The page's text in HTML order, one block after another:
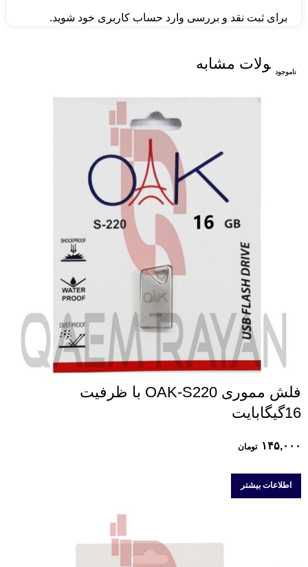
برای ثبت نقد و بررسی وارد حساب کاربری خود شوید.
محصولات مشابه
ناموجود
فلش مموری OAK-S220 با ظرفیت
16گیگابایت
۱۴۵,۰۰۰ تومان
اطلاعات بیشتر
ناموجود
ناموجود
ناموجود
ناموجود
ناموجود